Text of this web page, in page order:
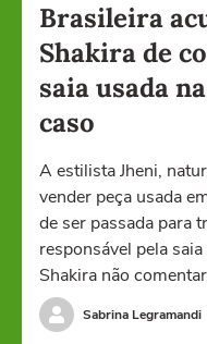
Brasileira
Shakira de
saia usada
caso
A estilista Jheni,
vender peça usada
de ser passada para
responsável pela
Shakira não
Sabrina Legramandi